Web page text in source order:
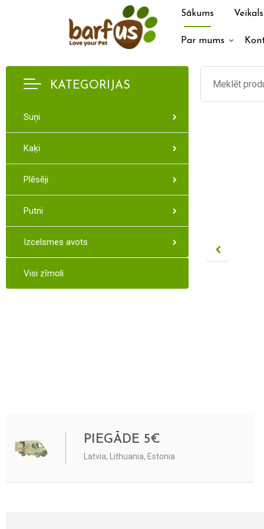
Sākums Veikals
Par mums
KATEGORIJAS
Suņi
Kaķi
Plēsēji
Putni
Izcelsmes avots
Visi zīmoli
PIEGĀDE 5€
Latvia, Lithuania, Estonia